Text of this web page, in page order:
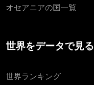
オセアニアの国一覧
世界をデータで見る
世界ランキング